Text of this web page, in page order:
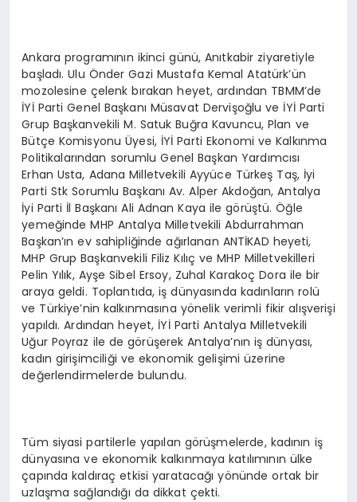
Ankara programının ikinci günü, Anıtkabir ziyaretiyle
başladı. Ulu Önder Gazi Mustafa Kemal Atatürk’ün
mozolesine çelenk bırakan heyet, ardından TBMM’de
İYİ Parti Genel Başkanı Müsavat Dervişoğlu ve İYİ Parti
Grup Başkanvekili M. Satuk Buğra Kavuncu, Plan ve
Bütçe Komisyonu Üyesi, İYİ Parti Ekonomi ve Kalkınma
Politikalarından sorumlu Genel Başkan Yardımcısı
Erhan Usta, Adana Milletvekili Ayyüce Türkeş Taş, İyi
Parti Stk Sorumlu Başkanı Av. Alper Akdoğan, Antalya
İyi Parti İl Başkanı Ali Adnan Kaya ile görüştü. Öğle
yemeğinde MHP Antalya Milletvekili Abdurrahman
Başkan’ın ev sahipliğinde ağırlanan ANTİKAD heyeti,
MHP Grup Başkanvekili Filiz Kılıç ve MHP Milletvekilleri
Pelin Yılık, Ayşe Sibel Ersoy, Zuhal Karakoç Dora ile bir
araya geldi. Toplantıda, iş dünyasında kadınların rolü
ve Türkiye’nin kalkınmasına yönelik verimli fikir alışverişi
yapıldı. Ardından heyet, İYİ Parti Antalya Milletvekili
Uğur Poyraz ile de görüşerek Antalya’nın iş dünyası,
kadın girişimciliği ve ekonomik gelişimi üzerine
değerlendirmelerde bulundu.
Tüm siyasi partilerle yapılan görüşmelerde, kadının iş
dünyasına ve ekonomik kalkınmaya katılımının ülke
çapında kaldıraç etkisi yaratacağı yönünde ortak bir
uzlaşma sağlandığı da dikkat çekti.